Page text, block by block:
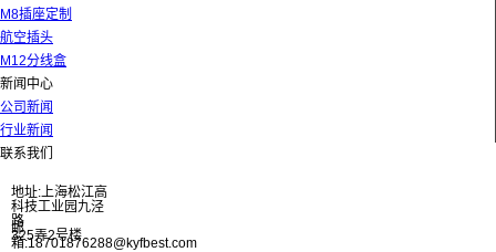
M8插座定制
航空插头
M12分线盒
新闻中心
公司新闻
行业新闻
联系我们
地址:上海松江高
科技工业园九泾
路
325弄2号楼
邮
箱:18701876288@kyfbest.com